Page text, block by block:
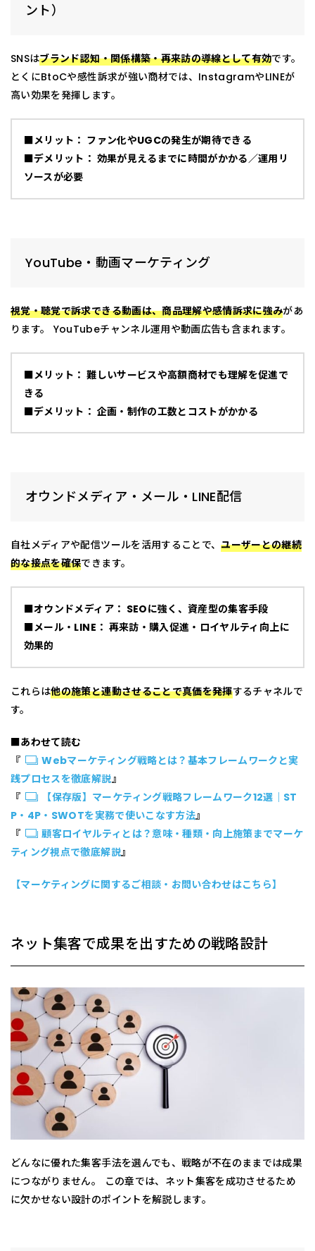
ント）
SNSはブランド認知・関係構築・再来訪の導線として有効です。
とくにBtoCや感性訴求が強い商材では、InstagramやLINEが
高い効果を発揮します。
■メリット： ファン化やUGCの発生が期待できる
■デメリット： 効果が見えるまでに時間がかかる／運用リ
ソースが必要
YouTube・動画マーケティング
視覚・聴覚で訴求できる動画は、商品理解や感情訴求に強みがあ
ります。 YouTubeチャンネル運用や動画広告も含まれます。
■メリット： 難しいサービスや高額商材でも理解を促進で
きる
■デメリット： 企画・制作の工数とコストがかかる
オウンドメディア・メール・LINE配信
自社メディアや配信ツールを活用することで、ユーザーとの継続
的な接点を確保できます。
■オウンドメディア： SEOに強く、資産型の集客手段
■メール・LINE： 再来訪・購入促進・ロイヤルティ向上に
効果的
これらは他の施策と連動させることで真価を発揮するチャネルで
す。
■あわせて読む
『
Webマーケティング戦略とは？基本フレームワークと実
践プロセスを徹底解説』
『
【保存版】マーケティング戦略フレームワーク12選｜ST
P・4P・SWOTを実務で使いこなす方法』
『
顧客ロイヤルティとは？意味・種類・向上施策までマーケ
ティング視点で徹底解説』
【マーケティングに関するご相談・お問い合わせはこちら】
ネット集客で成果を出すための戦略設計
どんなに優れた集客手法を選んでも、戦略が不在のままでは成果
につながりません。 この章では、ネット集客を成功させるため
に欠かせない設計のポイントを解説します。